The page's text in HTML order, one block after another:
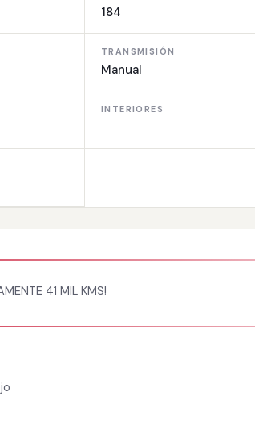
184
TRANSMISIÓN
Manual
INTERIORES
41 MIL KMS!